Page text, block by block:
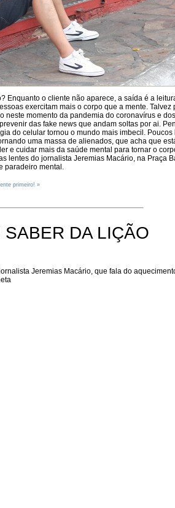
Enquanto o cliente não aparece, a saída é a
exercitam mais o corpo que a mente. Talvez
neste momento da pandemia do coronavírus e
das fake news que andam soltas por ai.
do celular tornou o mundo mais imbecil. Poucos
uma massa de alienados, que acha que
e cuidar mais da saúde mental para tornar o
lentes do jornalista Jeremias Macário, na Praça
paradeiro mental.
primeiro! »
DA LIÇÃO
Jeremias Macário, que fala do